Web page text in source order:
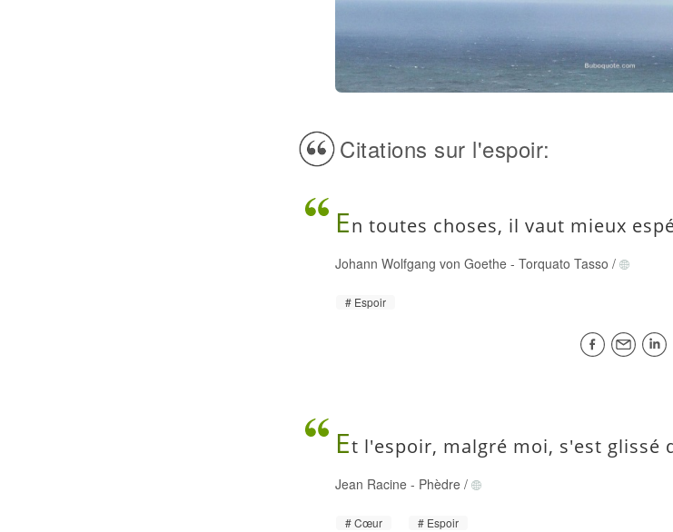
Citations sur l'espoir:
En toutes choses, il vaut mieux
Johann Wolfgang von Goethe -Torquato Tasso /
Espoir
Et l'espoir, malgré moi, s'est glissé
Jean Racine - Phèdre /
Cœur Espoir